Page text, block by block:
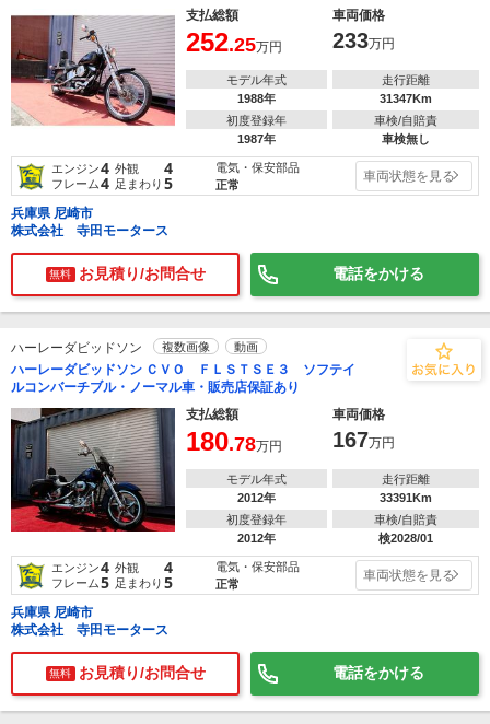
支払総額
車両価格
252.25万円 233万円
モデル年式
1988年
走行距離
31347Km
初度登録年
1987年
車検/自賠責
車検無し
エンジン4 外観 4
フレーム4 足まわり 5
電気・保安部品
正常
車両状態を見る
兵庫県 尼崎市
株式会社 寺田モータース
無料 お見積り/お問合せ 電話をかける
ハーレーダビッドソン 複数画像 動画
ハーレーダビッドソン ＣＶＯ ＦＬＳＴＳＥ３ ソフテイ
ルコンバーチブル・ノーマル車・販売店保証あり
支払総額
車両価格
180.78万円 167万円
モデル年式
2012年
走行距離
33391Km
初度登録年
2012年
車検/自賠責
検2028/01
エンジン4 外観 4
フレーム5 足まわり 5
電気・保安部品
正常
車両状態を見る
兵庫県 尼崎市
株式会社 寺田モータース
無料 お見積り/お問合せ 電話をかける